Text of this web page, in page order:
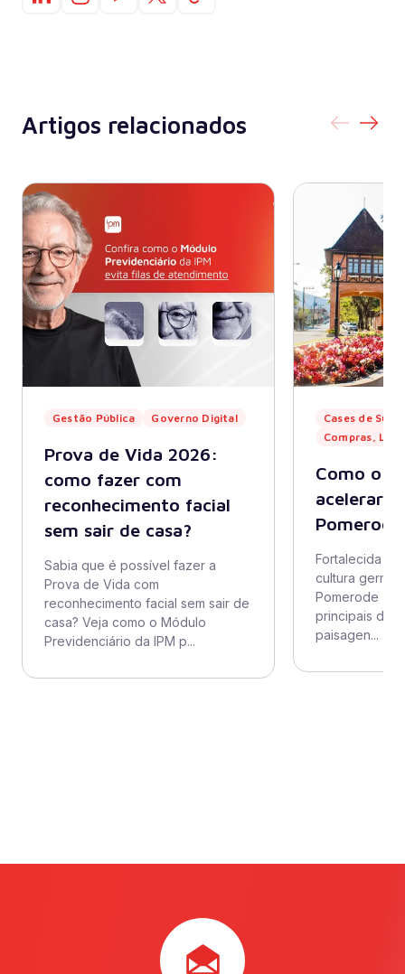
Artigos relacionados
Gestão Pública Governo Digital
Prova de Vida 2026:
como fazer com
reconhecimento facial
sem sair de casa?
Sabia que é possível fazer a
Prova de Vida com
reconhecimento facial sem sair de
casa? Veja como o Módulo
Previdenciário da IPM p...
Cases de
Compras,
Como o
acelerar
Pomerode
Fortalecida
cultura
Pomerode
principais
paisagen...